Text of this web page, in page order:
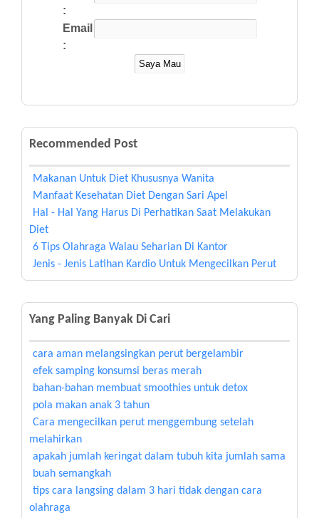
:
Email
:
Recommended Post
Makanan Untuk Diet Khususnya Wanita
Manfaat Kesehatan Diet Dengan Sari Apel
Hal - Hal Yang Harus Di Perhatikan Saat Melakukan
Diet
6 Tips Olahraga Walau Seharian Di Kantor
Jenis - Jenis Latihan Kardio Untuk Mengecilkan Perut
Yang Paling Banyak Di Cari
cara aman melangsingkan perut bergelambir
efek samping konsumsi beras merah
bahan-bahan membuat smoothies untuk detox
pola makan anak 3 tahun
Cara mengecilkan perut menggembung setelah
melahirkan
apakah jumlah keringat dalam tubuh kita jumlah sama
buah semangkah
tips cara langsing dalam 3 hari tidak dengan cara
olahraga